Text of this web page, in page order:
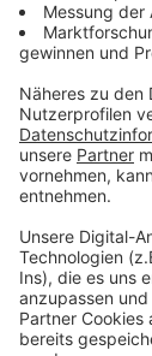
Anzeige
Handwerk
Anzeige